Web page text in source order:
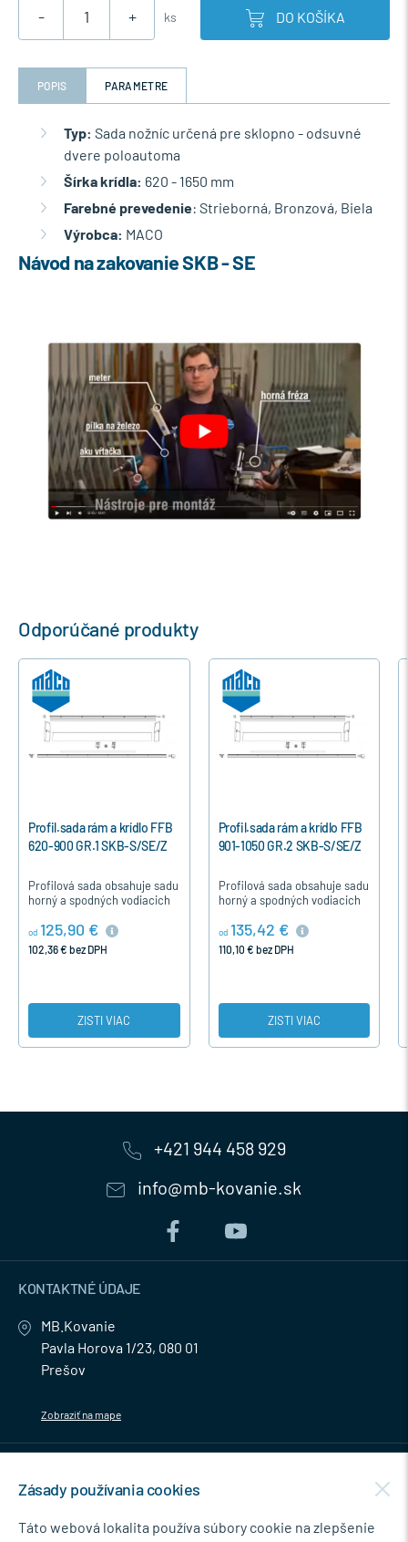
- + ks DO KOŠÍKA
POPIS PARAMETRE
Typ: Sada nožníc určená pre sklopno - odsuvné
dvere poloautoma
Šírka krídla: 620 - 1650 mm
Farebné prevedenie: Strieborná, Bronzová, Biela
Výrobca: MACO
Návod na zakovanie SKB - SE
Odporúčané produkty
Profil.sada rám a krídlo FFB
620-900 GR.1 SKB-S/SE/Z
Profilová sada obsahuje sadu
horný a spodných vodiacich
posuvné systémy od firmy
MACO. Sada je zhodná pre…
125,90 €
102,36 € bez DPH
ZISTI VIAC
Profil.sada rám a krídlo FFB
901-1050 GR.2 SKB-S/SE/Z
Profilová sada obsahuje sadu
horný a spodných vodiacich
posuvné systémy od firmy
MACO. Sada je zhodná pre…
135,42 €
110,10 € bez DPH
ZISTI VIAC
+421 944 458 929
info@mb-kovanie.sk
KONTAKTNÉ ÚDAJE
MB.Kovanie
Pavla Horova 1/23, 080 01
Prešov
Zobraziť na mape
NEWSLETTER
Zásady používania cookies
Táto webová lokalita používa súbory cookie na zlepšenie